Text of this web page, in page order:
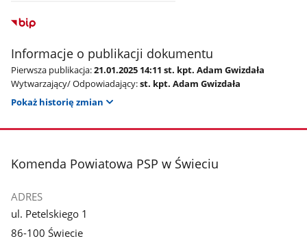
galerii.
Informacje o publikacji dokumentu
Pierwsza publikacja:21.01.2025 14:11 st. kpt. Adam Gwizdała
Wytwarzający/ Odpowiadający:st. kpt. Adam Gwizdała
Pokaż historię zmian
stopka
Komenda Powiatowa PSP w Świeciu
ADRES
ul. Petelskiego 1
86-100 Świecie